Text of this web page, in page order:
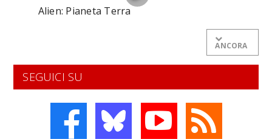
Alien: Pianeta Terra
ANCORA
SEGUICI SU